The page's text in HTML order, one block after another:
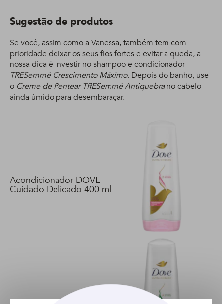
Sugestão de produtos
Se você, assim como a Vanessa, também tem com
prioridade deixar os seus fios fortes e evitar a queda, a
nossa dica é investir no shampoo e condicionador
TRESemmé Crescimento Máximo. Depois do banho, use
o Creme de Pentear TRESemmé Antiquebrano cabelo
ainda úmido para desembaraçar.
Acondicionador DOVE
Cuidado Delicado 400 ml